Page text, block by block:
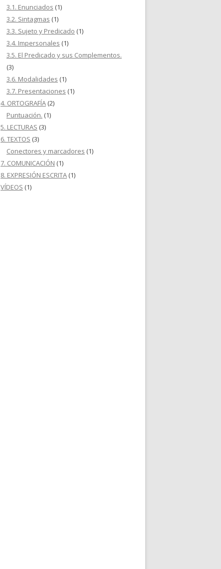
3.1. Enunciados (1)
3.2. Sintagmas (1)
3.3. Sujeto y Predicado (1)
3.4. Impersonales (1)
3.5. El Predicado y sus Complementos.
(3)
3.6. Modalidades (1)
3.7. Presentaciones (1)
4. ORTOGRAFÍA (2)
Puntuación. (1)
5. LECTURAS (3)
6. TEXTOS (3)
Conectores y marcadores (1)
7. COMUNICACIÓN (1)
8. EXPRESIÓN ESCRITA (1)
VÍDEOS (1)